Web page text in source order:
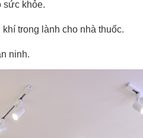
sức khỏe.
trong lành cho nhà thuốc.
ninh.